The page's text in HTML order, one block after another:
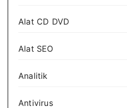
Alat CD DVD
Alat SEO
Analitik
Antivirus